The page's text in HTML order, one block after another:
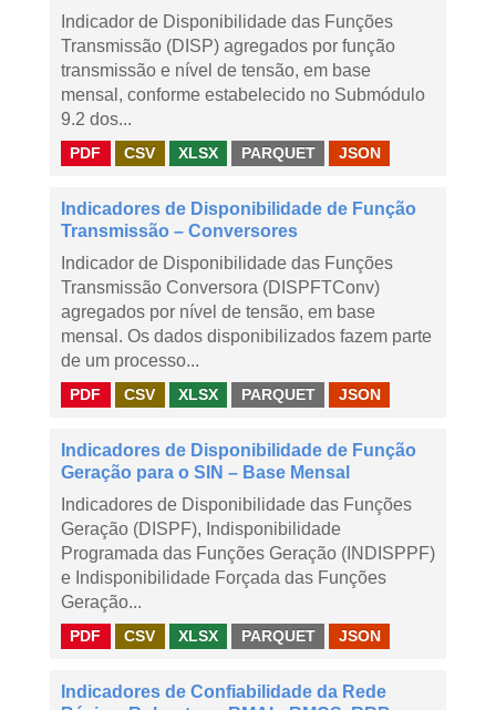
Indicador de Disponibilidade das Funções
Transmissão (DISP) agregados por função
transmissão e nível de tensão, em base
mensal, conforme estabelecido no Submódulo
9.2 dos...
PDF CSV XLSX PARQUET JSON
Indicadores de Disponibilidade de Função
Transmissão – Conversores
Indicador de Disponibilidade das Funções
Transmissão Conversora (DISPFTConv)
agregados por nível de tensão, em base
mensal. Os dados disponibilizados fazem parte
de um processo...
PDF CSV XLSX PARQUET JSON
Indicadores de Disponibilidade de Função
Geração para o SIN – Base Mensal
Indicadores de Disponibilidade das Funções
Geração (DISPF), Indisponibilidade
Programada das Funções Geração (INDISPPF)
e Indisponibilidade Forçada das Funções
Geração...
PDF CSV XLSX PARQUET JSON
Indicadores de Confiabilidade da Rede